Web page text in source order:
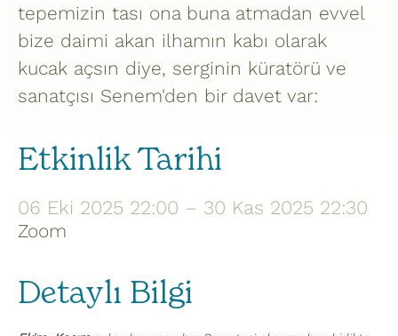
tepemizin tası ona buna atmadan evvel
bize daimi akan ilhamın kabı olarak
kucak açsın diye, serginin küratörü ve
sanatçısı Senem'den bir davet var:
Etkinlik Tarihi
06 Eki 2025 22:00 – 30 Kas 2025 22:30
Zoom
Detaylı Bilgi